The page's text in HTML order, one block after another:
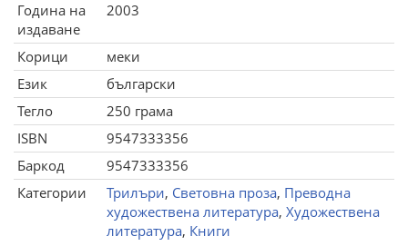
Година на
издаване
2003
Корици
меки
Език
български
Тегло
250 грама
ISBN
9547333356
Баркод
9547333356
Категории
Трилъри, Световна проза, Преводна
художествена литература, Художествена
литература, Книги